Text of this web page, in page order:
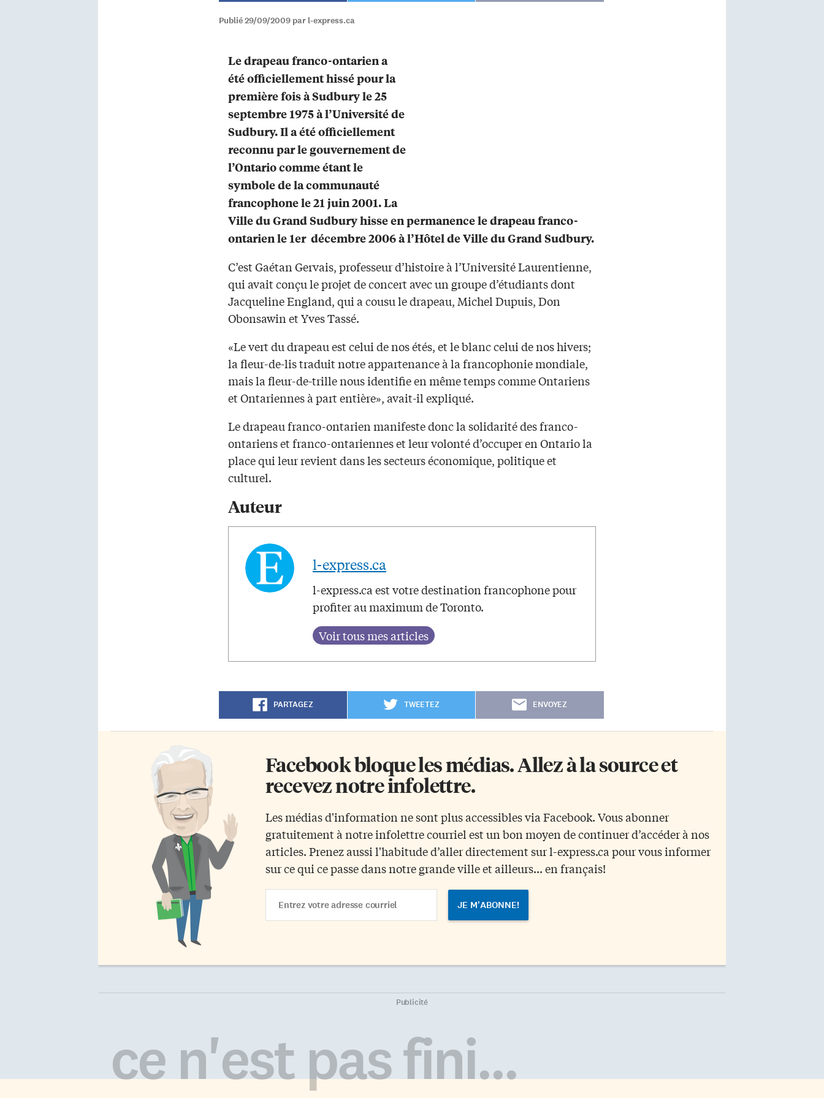
Publié 29/09/2009 par l-express.ca
Le drapeau franco-ontarien a
été officiellement hissé pour la
première fois à Sudbury le 25
septembre 1975 à l’Université de
Sudbury. Il a été officiellement
reconnu par le gouvernement de
l’Ontario comme étant le
symbole de la communauté
francophone le 21 juin 2001. La
Ville du Grand Sudbury hisse en permanence le drapeau franco-
ontarien le 1er décembre 2006 à l’Hôtel de Ville du Grand Sudbury.
C’est Gaétan Gervais, professeur d’histoire à l’Université Laurentienne,
qui avait conçu le projet de concert avec un groupe d’étudiants dont
Jacqueline England, qui a cousu le drapeau, Michel Dupuis, Don
Obonsawin et Yves Tassé.
«Le vert du drapeau est celui de nos étés, et le blanc celui de nos hivers;
la fleur-de-lis traduit notre appartenance à la francophonie mondiale,
mais la fleur-de-trille nous identifie en même temps comme Ontariens
et Ontariennes à part entière», avait-il expliqué.
Le drapeau franco-ontarien manifeste donc la solidarité des franco-
ontariens et franco-ontariennes et leur volonté d’occuper en Ontario la
place qui leur revient dans les secteurs économique, politique et
culturel.
Auteur
l-express.ca
l-express.ca est votre destination francophone pour
profiter au maximum de Toronto.
PARTAGEZ TWEETEZ ENVOYEZ
Facebook bloque les médias. Allez à la source et
recevez notre infolettre.
Les médias d'information ne sont plus accessibles via Facebook. Vous abonner
gratuitement à notre infolettre courriel est un bon moyen de continuer d’accéder à nos
articles. Prenez aussi l'habitude d’aller directement sur l-express.ca pour vous informer
sur ce qui ce passe dans notre grande ville et ailleurs... en français!
Address
Publicité
ce n'est pas fini...